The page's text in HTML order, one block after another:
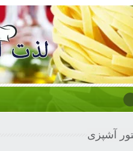
/home/u287181473/domains/
آشپزی